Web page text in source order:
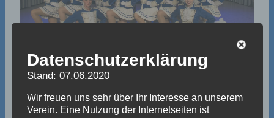
Datenschutzerklärung
Stand: 07.06.2020
Wir freuen uns sehr über Ihr Interesse an unserem
Verein. Eine Nutzung der Internetseiten ist